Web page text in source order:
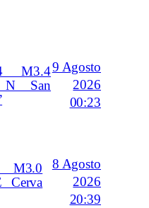
M3.4
N San
9 Agosto
2026
00:23
M3.0
Cerva
8 Agosto
2026
20:39